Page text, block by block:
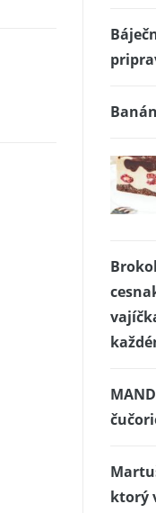
ktorý